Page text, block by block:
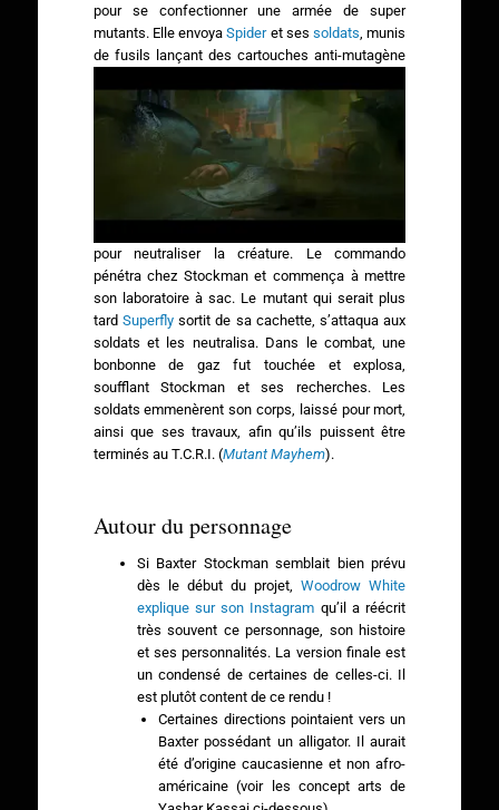
pour se confectionner une armée de super
mutants. Elle envoyaSpideret sessoldats , munis
de fusils lançant des cartouchesanti-mutagène
pour neutraliser la créature. Le commando
pénétra chez Stockman et commença à mettre
son laboratoire à sac. Le mutant qui serait plus
tard Superflysortit de sa cachette, s’attaqua aux
soldats et les neutralisa. Dans le combat, une
bonbonne de gaz fut touchée et explosa,
soufflant Stockman et ses recherches. Les
soldats emmenèrent son corps, laissé pour mort,
ainsi que ses travaux, afin qu’ils puissent être
terminés au T.C.R.I. (Mutant Mayhem).
Autour du personnage
Si Baxter Stockman semblait bien prévu
dès le début du projet,Woodrow White
explique sur son Instagram qu’il a réécrit
très souvent ce personnage, son histoire
et ses personnalités. La version finale est
un condensé de certaines de celles-ci. Il
est plutôt content de ce rendu !
Certaines directions pointaient vers un
Baxter possédant un alligator. Il aurait
été d’origine caucasienne et non afro-
américaine (voir les concept arts de